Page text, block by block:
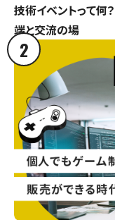
技術イベントって何
端と交流の場
2